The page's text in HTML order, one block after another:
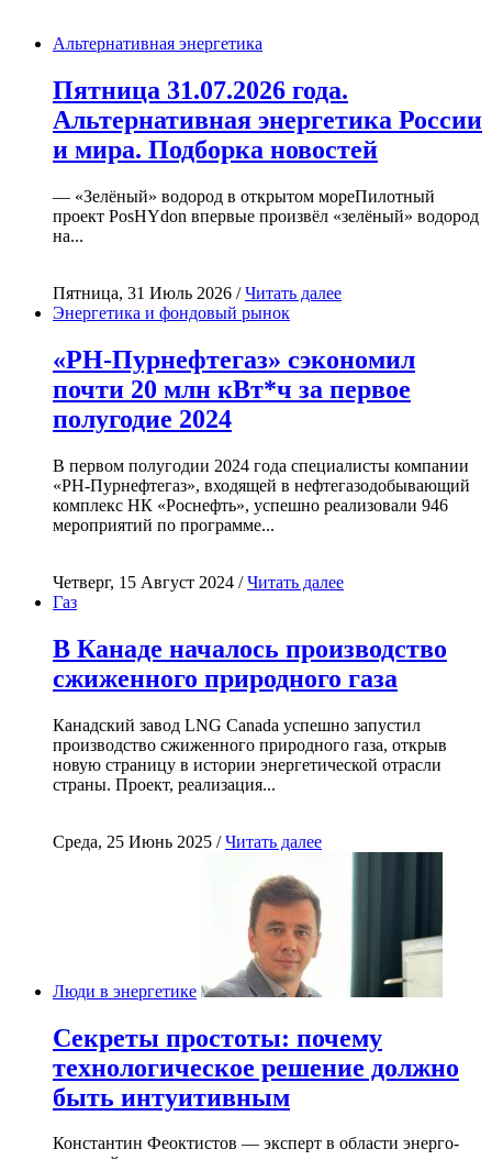
Альтернативная энергетика
Пятница 31.07.2026 года.
Альтернативная энергетика России
и мира. Подборка новостей
— «Зелёный» водород в открытом мореПилотный
проект PosHYdon впервые произвёл «зелёный» водород
на...
Пятница, 31 Июль 2026 /Читать далее
Энергетика и фондовый рынок
«РН-Пурнефтегаз» сэкономил
почти 20 млн кВт*ч за первое
полугодие 2024
В первом полугодии 2024 года специалисты компании
«РН-Пурнефтегаз», входящей в нефтегазодобывающий
комплекс НК «Роснефть», успешно реализовали 946
мероприятий по программе...
Четверг, 15 Август 2024 /Читать далее
Газ
В Канаде началось производство
сжиженного природного газа
Канадский завод LNG Canada успешно запустил
производство сжиженного природного газа, открыв
новую страницу в истории энергетической отрасли
страны. Проект, реализация...
Среда, 25 Июнь 2025 /Читать далее
Люди в энергетике
Секреты простоты: почему
технологическое решение должно
быть интуитивным
Константин Феоктистов — эксперт в области энерго-